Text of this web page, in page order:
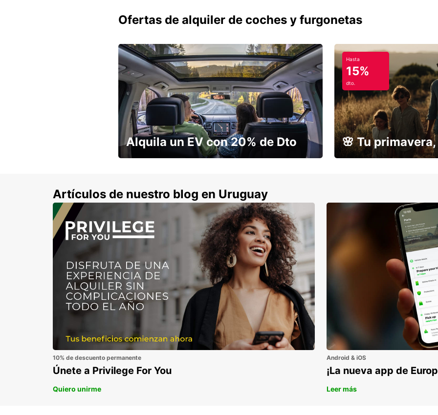
Ofertas de alquiler de coches y furgonetas
Alquila un EV con 20% de Dto
Hasta
15%
dto.
🌸 Tu
Artículos de nuestro blog en Uruguay
10% de descuento permanente
Únete a Privilege For You
Quiero unirme
Android & iOS
¡La nueva app de
Leer más